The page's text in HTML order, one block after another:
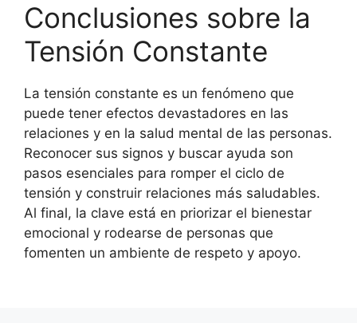
Conclusiones sobre la
Tensión Constante
La tensión constante es un fenómeno que
puede tener efectos devastadores en las
relaciones y en la salud mental de las personas.
Reconocer sus signos y buscar ayuda son
pasos esenciales para romper el ciclo de
tensión y construir relaciones más saludables.
Al final, la clave está en priorizar el bienestar
emocional y rodearse de personas que
fomenten un ambiente de respeto y apoyo.